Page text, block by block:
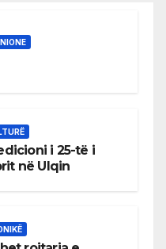
i 25-të i
në Ulqin